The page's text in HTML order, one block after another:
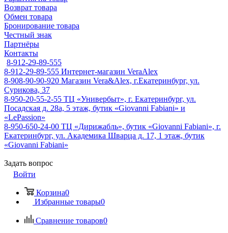
Возврат товара
Обмен товара
Бронирование товара
Честный знак
Партнёры
Контакты
8-912-29-89-555
8-912-29-89-555 Интернет-магазин VeraAlex
8-908-90-90-920 Магазин Vera&Alex, г.Екатеринбург, ул.
Сурикова, 37
8-950-20-55-2-55 ТЦ «Универбыт», г. Екатеринбург, ул.
Посадская д. 28а, 5 этаж, бутик «Giovanni Fabiani» и
«LePassion»
8-950-650-24-00 ТЦ «Дирижабль», бутик «Giovanni Fabiani», г.
Екатеринбург, ул. Академика Шварца д. 17, 1 этаж, бутик
«Giovanni Fabiani»
Задать вопрос
Войти
Корзина0
Избранные товары0
Сравнение товаров0